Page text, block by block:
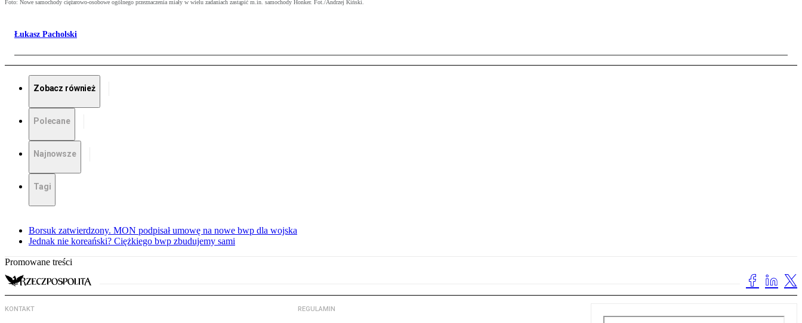
Foto: Nowe samochody ciężarowo-osobowe ogólnego przeznaczenia miały w wielu zadaniach zastąpić m.in. samochody Honker. Fot./Andrzej Kiński.
Łukasz Pacholski
Zobacz również
Polecane
Najnowsze
Tagi
Borsuk zatwierdzony. MON podpisał umowę na nowe bwp dla wojska
Jednak nie koreański? Ciężkiego bwp zbudujemy sami
Promowane treści
KONTAKT REGULAMIN